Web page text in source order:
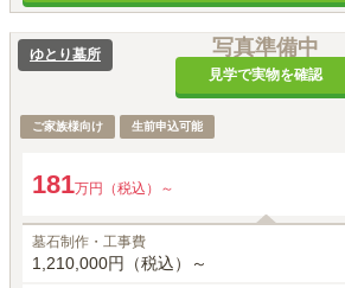
写真準備中
見学で実物を確認
ゆとり墓所
ご家族様向け 生前申込可能
181万円（税込）～
墓石制作・工事費
1,210,000円（税込）～